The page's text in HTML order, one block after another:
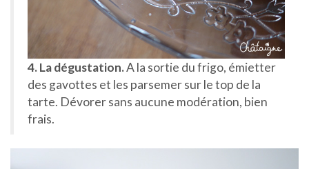
4. La dégustation.A la sortie du frigo, émietter
des gavottes et les parsemer sur le top de la
tarte. Dévorer sans aucune modération, bien
frais.